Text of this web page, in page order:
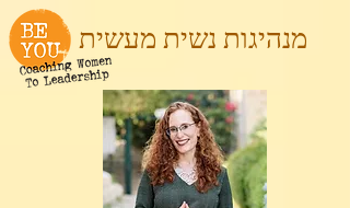
מנהיגות נשית מעשית